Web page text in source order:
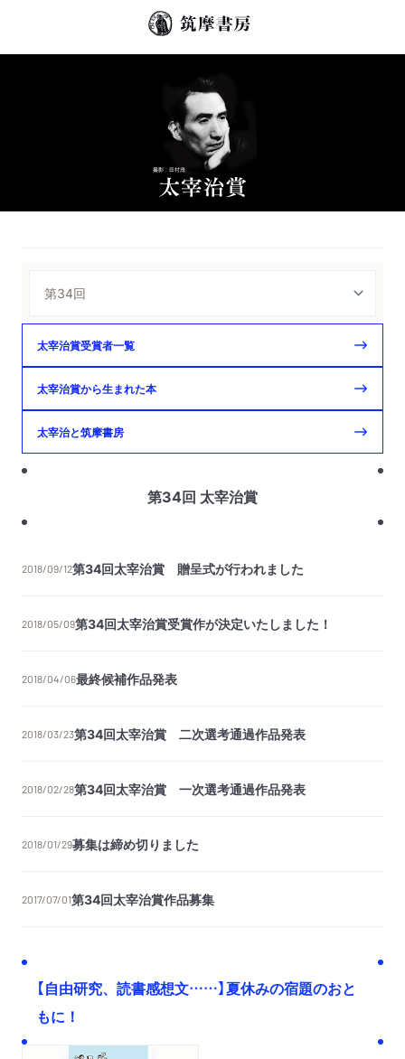
太宰治賞受賞者一覧
太宰治賞から生まれた本
太宰治と筑摩書房
第34回 太宰治賞
2018/09/12第34回太宰治賞 贈呈式が行われました
2018/05/09第34回太宰治賞受賞作が決定いたしました！
2018/04/06最終候補作品発表
2018/03/23第34回太宰治賞 二次選考通過作品発表
2018/02/28第34回太宰治賞 一次選考通過作品発表
2018/01/29募集は締め切りました
2017/07/01第34回太宰治賞作品募集
【自由研究、読書感想文……】夏休みの宿題のおと
もに！